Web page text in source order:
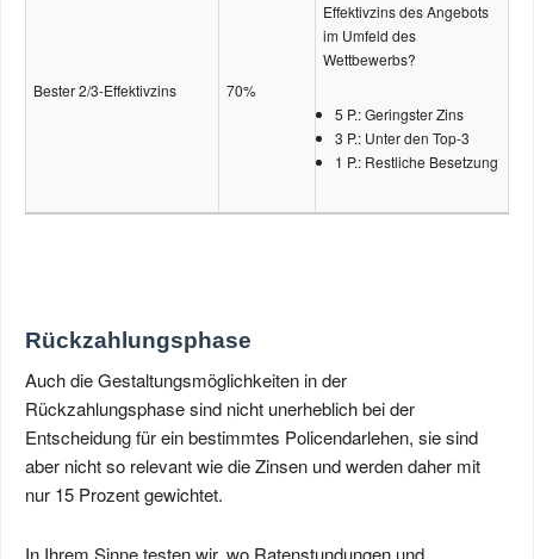
Bester 2/3-Effektivzins 70%
Effektivzins des Angebots
im Umfeld des
Wettbewerbs?
5 P.: Geringster Zins
3 P.: Unter den Top-3
1 P.: Restliche Besetzung
Rückzahlungsphase
Auch die Gestaltungsmöglichkeiten in der
Rückzahlungsphase sind nicht unerheblich bei der
Entscheidung für ein bestimmtes Policendarlehen, sie sind
aber nicht so relevant wie die Zinsen und werden daher mit
nur 15 Prozent gewichtet.